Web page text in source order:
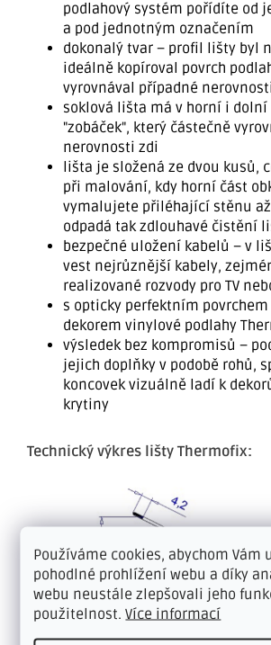
Používáme cookies, abychom Vám
pohodlné prohlížení webu a díky
webu neustále zlepšovali jeho
použitelnost.Více informací
podlahový systém pořídíte od
a pod jednotným označením
dokonalý tvar – profil lišty byl
ideálně kopíroval povrch
vyrovnával případné
soklová lišta má v horní i
"zobáček", který částečně
nerovnosti zdi
lišta je složená ze dvou kusů,
při malování, kdy horní část
vymalujete přiléhající stěnu
odpadá tak zdlouhavé čistění
bezpečné uložení kabelů – v
vest nejrůznější kabely,
realizované rozvody pro TV
s opticky perfektním
dekorem vinylové podlahy
výsledek bez kompromisů –
jejich doplňky v podobě rohů,
koncovek vizuálně ladí k
krytiny
Technický výkres lišty Thermofix: